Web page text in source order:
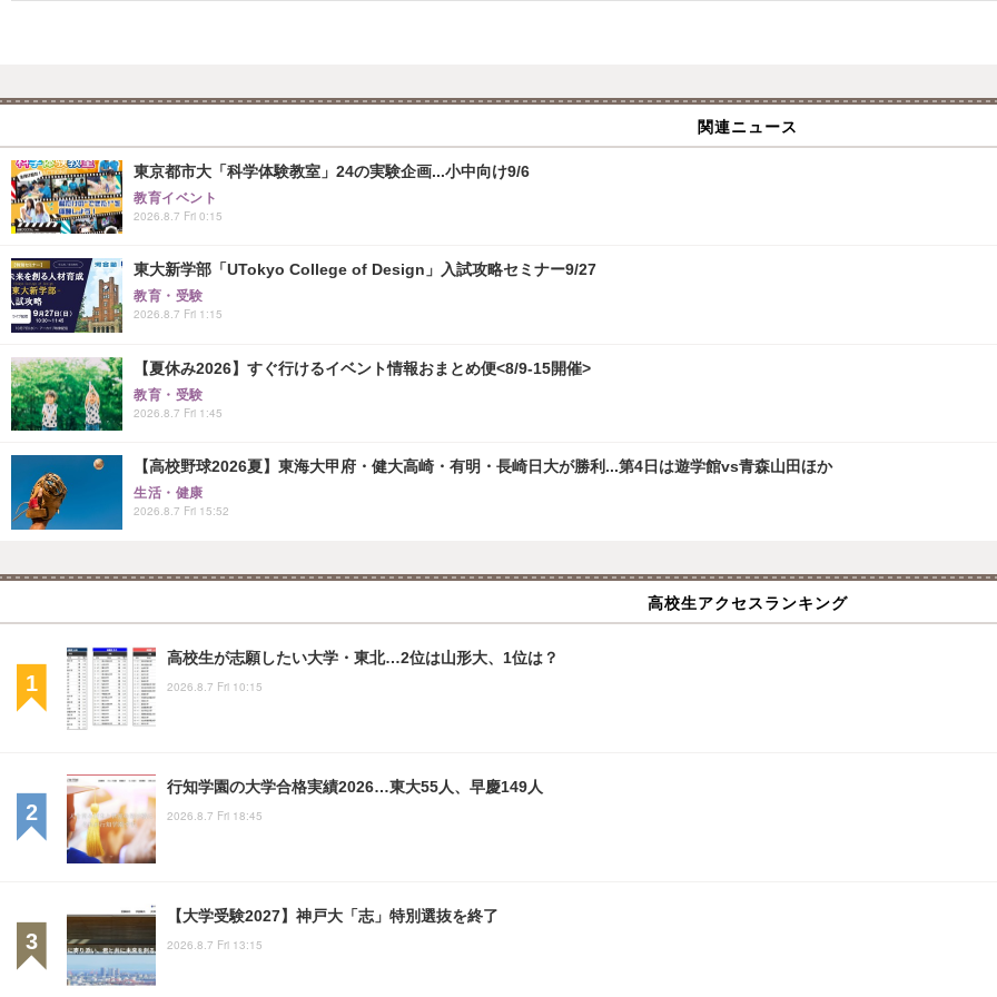
関連ニュース
東京都市大「科学体験教室」24の実験企画...小中向け9/6
教育イベント
2026.8.7 Fri 0:15
東大新学部「UTokyo College of Design」入試攻略セミナー9/27
教育・受験
2026.8.7 Fri 1:15
【夏休み2026】すぐ行けるイベント情報おまとめ便<8/9-15開催>
教育・受験
2026.8.7 Fri 1:45
【高校野球2026夏】東海大甲府・健大高崎・有明・長崎日大が勝利...第4日は遊学館vs青森山田ほか
生活・健康
2026.8.7 Fri 15:52
高校生アクセスランキング
高校生が志願したい大学・東北…2位は山形大、1位は？
2026.8.7 Fri 10:15
行知学園の大学合格実績2026…東大55人、早慶149人
2026.8.7 Fri 18:45
【大学受験2027】神戸大「志」特別選抜を終了
2026.8.7 Fri 13:15